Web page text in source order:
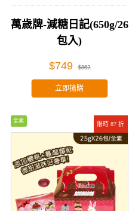
萬歲牌-減糖日記(650g/26
包入)
$749 $862
立即搶購
限時 87 折
全素